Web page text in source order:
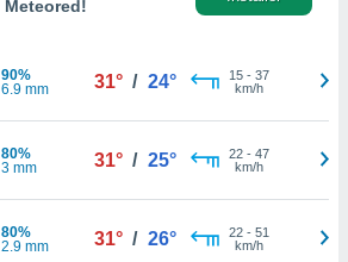
Meteored!
90%
6.9 mm
31° / 24° 15- 37
km/h
80%
3 mm
31° / 25° 22- 47
km/h
80%
2.9 mm
31° / 26° 22- 51
km/h